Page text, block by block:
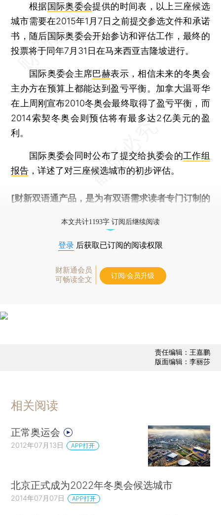
根据国际奥委会提供的时间表，以上三座候选
城市需要在2015年1月7日之前提交参选文件和承诺
书，随后国际奥委会开始参访和评估工作，最终的
投票将于同年7月31日在马来西亚吉隆坡进行。
国际奥委会主席巴赫表示，相信未来的冬奥会
主办方在预算上都能达到盈亏平衡。加拿大温哥华
在上周刚宣布2010冬奥会最终取得了盈亏平衡，而
2014索契冬奥会则预估将有最多达2亿美元的盈
利。
国际奥委会同时公布了提交给执委会的工作组
报告 ，详述了对三座候选城市的初步评估。
[财新双语通产品，是为有双语需求读者专门订制的
本文共计1193字 订阅后继续阅读
登录 后获取已订阅的阅读权限
财新通会员
可畅读全文
订阅/会员升级
责任编辑：王嘉鹏
版面编辑：李丽莎
相关阅读
正常奥运会
2012年07月13日 APP打开
北京正式成为2022年冬奥会候选城市
2014年07月07日 APP打开